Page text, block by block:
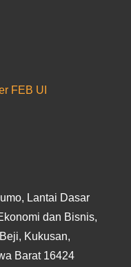
FEB UI
Lantai Dasar
dan Bisnis,
Kukusan,
Barat 16424